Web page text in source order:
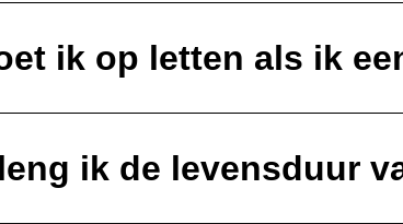
ik op letten als ik
ik de levensduur